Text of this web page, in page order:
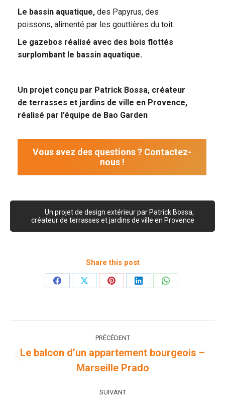
Le bassin aquatique, des Papyrus, des
poissons, alimenté par les gouttières du toit.
Le gazebos réalisé avec des bois flottés
surplombant le bassin aquatique.
Un projet conçu par Patrick Bossa, créateur
de terrasses et jardins de ville en Provence,
réalisé par l’équipe de Bao Garden
Vous avez des questions ? Contactez-
nous !
Un projet de design extérieur par Patrick Bossa,
créateur de terrasses et jardins de ville en Provence
Share this post
PartagerPartagerPartagerPartagerPartager
de
commentaire
PRÉCÉDENT
précédent
Le balcon d’un appartement bourgeois –
Marseille Prado
SUIVANT